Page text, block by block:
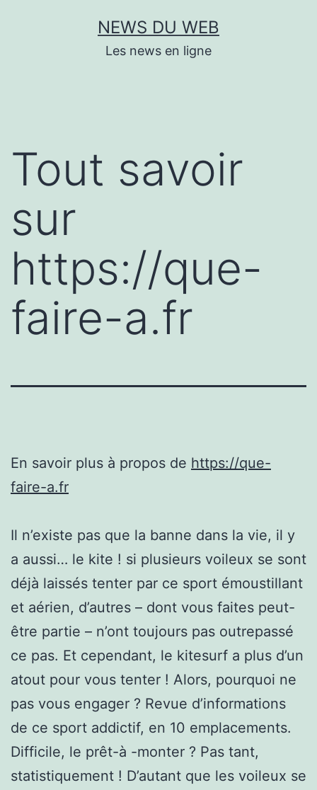
NEWS DU WEB
Les news en ligne
Tout savoir
sur
https://que-
faire-a.fr
En savoir plus à propos de https://que-
faire-a.fr
Il n’existe pas que la banne dans la vie, il y
a aussi… le kite ! si plusieurs voileux se sont
déjà laissés tenter par ce sport émoustillant
et aérien, d’autres – dont vous faites peut-
être partie – n’ont toujours pas outrepassé
ce pas. Et cependant, le kitesurf a plus d’un
atout pour vous tenter ! Alors, pourquoi ne
pas vous engager ? Revue d’informations
de ce sport addictif, en 10 emplacements.
Difficile, le prêt-à -monter ? Pas tant,
statistiquement ! D’autant que les voileux se